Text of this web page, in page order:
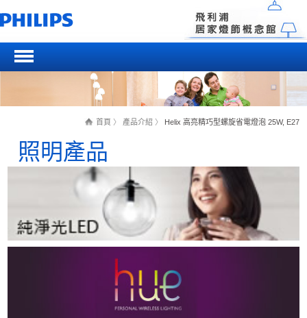
首頁 〉 產品介紹 〉 Helix 高亮精巧型螺旋省電燈泡 25W, E27
照明產品